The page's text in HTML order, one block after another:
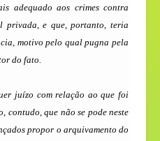
adequado aos crimes contra
privada, e que, portanto, teria
motivo pelo qual pugna pela
do fato.
juízo com relação ao que foi
contudo, que não se pode neste
propor o arquivamento do